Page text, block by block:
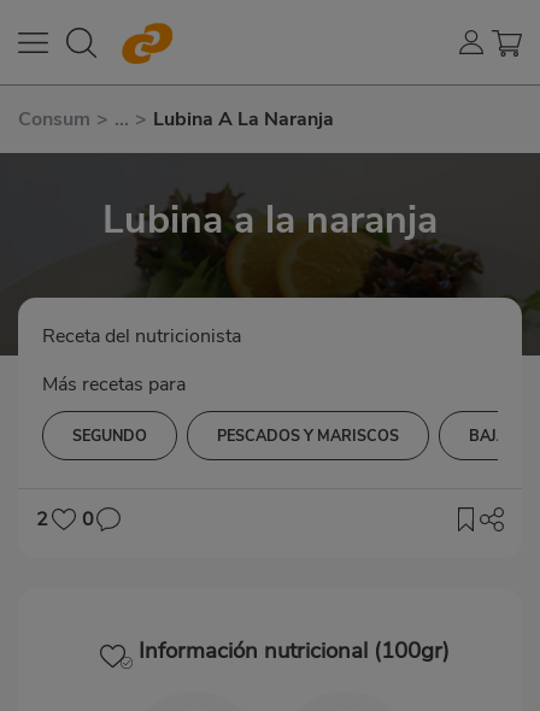
Consum > ... > Lubina A La Naranja
Lubina a la naranja
Receta del nutricionista
Más recetas para
SEGUNDO PESCADOS Y MARISCOS BAJA EN
2 0
Información nutricional (100gr)